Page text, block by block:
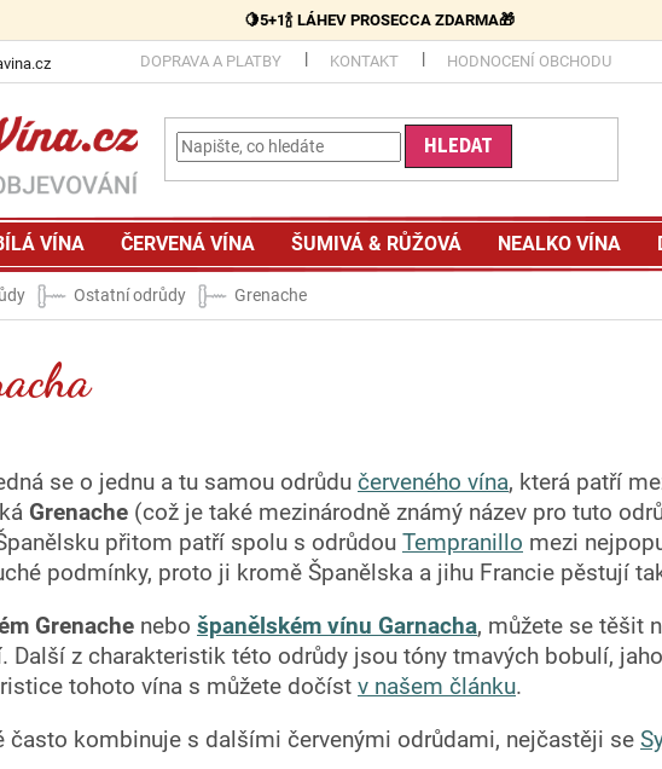
🍋5+1🍾 LÁHEV PROSECCA ZDARMA🎁
DOPRAVA A PLATBY KONTAKT HODNOCENÍ OBCHODU
HLEDAT
VÍNA ČERVENÁ VÍNA ŠUMIVÁ & RŮŽOVÁ NEALKO VÍNA
Ostatní odrůdy Grenache
se o jednu a tu samou odrůdu červeného vína, která patří
Grenache (což je také mezinárodně známý název pro tuto
přitom patří spolu s odrůdou Tempranillo mezi
podmínky, proto ji kromě Španělska a jihu Francie pěstují
Grenache nebo španělském vínu Garnacha, můžete se těšit
Další z charakteristik této odrůdy jsou tóny tmavých bobulí,
tohoto vína s můžete dočíst v našem článku.
často kombinuje s dalšími červenými odrůdami, nejčastěji se